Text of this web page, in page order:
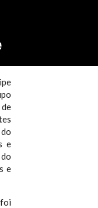
e
e